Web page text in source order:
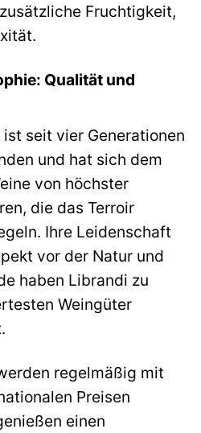
Fruchtigkeit,
Qualität und
seit vier Generationen
und hat sich dem
von höchster
die das Terroir
Ihre Leidenschaft
vor der Natur und
haben Librandi zu
Weingüter
regelmäßig mit
Preisen
einen